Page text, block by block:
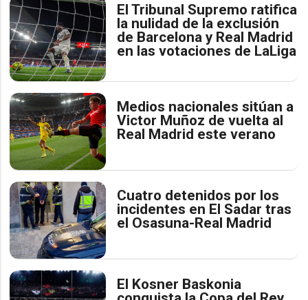
El Tribunal Supremo ratifica
la nulidad de la exclusión
de Barcelona y Real Madrid
en las votaciones de LaLiga
Medios nacionales sitúan a
Victor Muñoz de vuelta al
Real Madrid este verano
Cuatro detenidos por los
incidentes en El Sadar tras
el Osasuna-Real Madrid
El Kosner Baskonia